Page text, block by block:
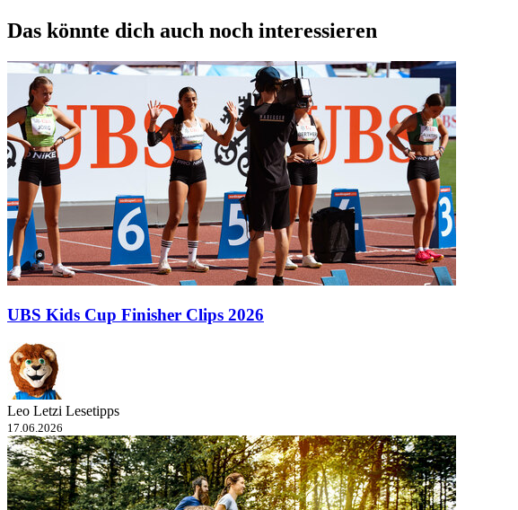
Das könnte dich auch noch interessieren
UBS Kids Cup Finisher Clips 2026
Leo Letzi Lesetipps
17.06.2026